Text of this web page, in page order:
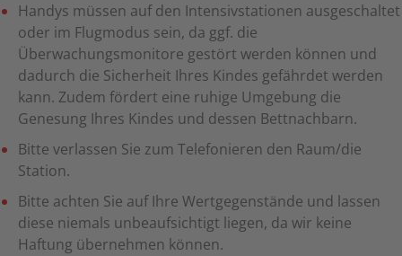
Handys müssen auf den Intensivstationen ausgeschaltet
oder im Flugmodus sein, da ggf. die
Überwachungsmonitore gestört werden können und
dadurch die Sicherheit Ihres Kindes gefährdet werden
kann. Zudem fördert eine ruhige Umgebung die
Genesung Ihres Kindes und dessen Bettnachbarn.
Bitte verlassen Sie zum Telefonieren den Raum/die
Station.
Bitte achten Sie auf Ihre Wertgegenstände und lassen
diese niemals unbeaufsichtigt liegen, da wir keine
Haftung übernehmen können.